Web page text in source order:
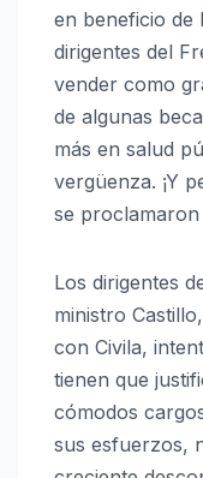
en beneficio de
dirigentes del
vender como
de algunas
más en salud
vergüenza. ¡Y
se proclamaron
Los dirigentes
ministro
con Civila,
tienen que
cómodos
sus esfuerzos,